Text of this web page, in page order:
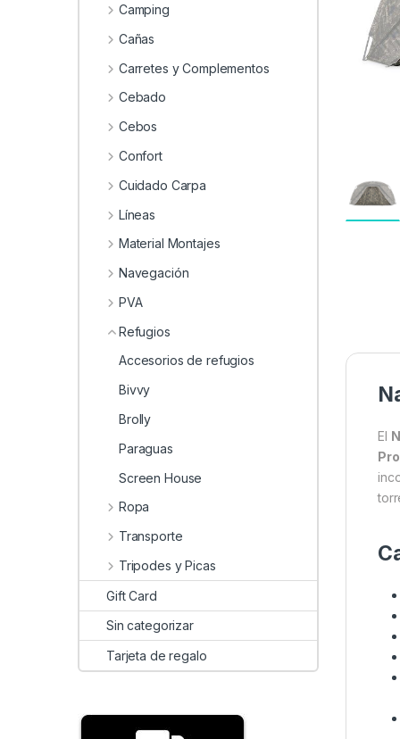
El
Camping
Cañas
Carretes y Complementos
Cebado
Cebos
Confort
Cuidado Carpa
Líneas
Material Montajes
Navegación
PVA
Refugios
Accesorios de refugios
Bivvy
Brolly
Paraguas
Screen House
Ropa
Transporte
Tripodes y Picas
Gift Card
Sin categorizar
Tarjeta de regalo